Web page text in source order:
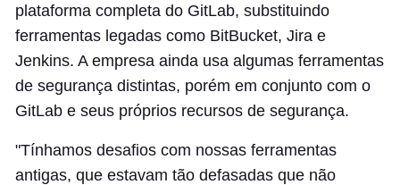
plataforma completa do GitLab, substituindo
ferramentas legadas como BitBucket, Jira e
Jenkins. A empresa ainda usa algumas ferramentas
de segurança distintas, porém em conjunto com o
GitLab e seus próprios recursos de segurança.
"Tínhamos desafios com nossas ferramentas
antigas, que estavam tão defasadas que não